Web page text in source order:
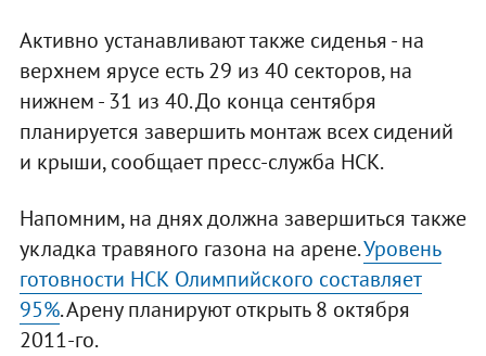
Активно устанавливают также сиденья - на
верхнем ярусе есть 29 из 40 секторов, на
нижнем - 31 из 40. До конца сентября
планируется завершить монтаж всех сидений
и крыши, сообщает пресс-служба НСК.
Напомним, на днях должна завершиться также
укладка травяного газона на арене.Уровень
готовности НСК Олимпийского составляет
95%. Арену планируют открыть 8 октября
2011-го.